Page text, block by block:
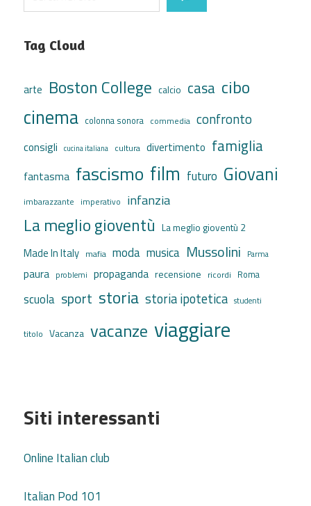
Tag Cloud
arte Boston College calcio casa cibo
cinema colonna sonora commedia confronto
consigli cucina italiana cultura divertimento famiglia
fantasma fascismo film futuro Giovani
imbarazzante imperativo infanzia
La meglio gioventù La meglio gioventù 2
Made In Italy mafia moda musica Mussolini Parma
paura problemi propaganda recensione ricordi Roma
scuola sport storia storia ipotetica studenti
titolo Vacanza vacanze viaggiare
Siti interessanti
Online Italian club
Italian Pod 101